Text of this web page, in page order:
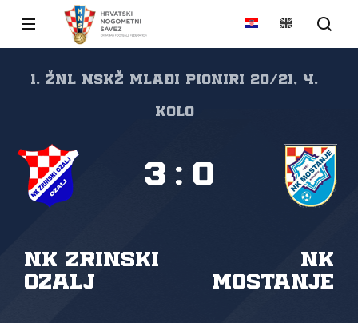
1. ŽNL NSKŽ Mlađi pioniri 20/21, 4.
kolo
NK Zrinski
Ozalj
NK
Mostanje
3 : 0